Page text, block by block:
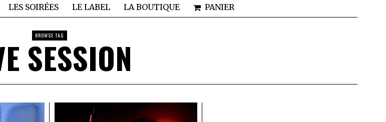
LES SOIRÉES LE LABEL LA BOUTIQUE PANIER
BROWSE TAG
SESSION